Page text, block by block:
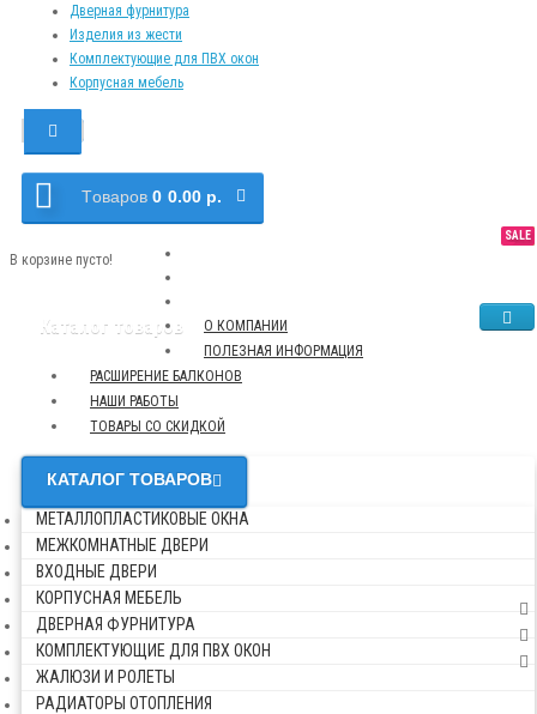
Дверная фурнитура
Изделия из жести
Комплектующие для ПВХ окон
Корпусная мебель
Tоваров 0 0.00 р.
В корзине пусто!
Каталог товаров
О КОМПАНИИ
ПОЛЕЗНАЯ ИНФОРМАЦИЯ
NEW
РАСШИРЕНИЕ БАЛКОНОВ
TOP
НАШИ РАБОТЫ
SALE
ТОВАРЫ СО СКИДКОЙ
КАТАЛОГ ТОВАРОВ
МЕТАЛЛОПЛАСТИКОВЫЕ ОКНА
МЕЖКОМНАТНЫЕ ДВЕРИ
ВХОДНЫЕ ДВЕРИ
КОРПУСНАЯ МЕБЕЛЬ
ДВЕРНАЯ ФУРНИТУРА
КОМПЛЕКТУЮЩИЕ ДЛЯ ПВХ ОКОН
ЖАЛЮЗИ И РОЛЕТЫ
РАДИАТОРЫ ОТОПЛЕНИЯ